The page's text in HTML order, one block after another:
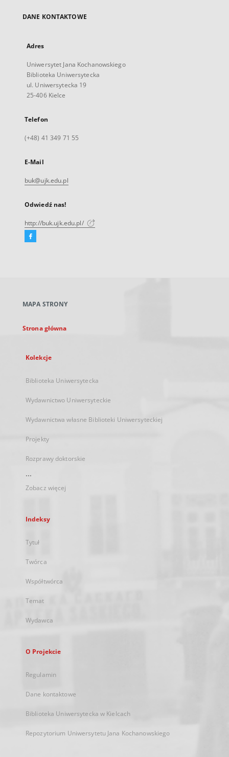
DANE KONTAKTOWE
Adres
Uniwersytet Jana Kochanowskiego
Biblioteka Uniwersytecka
ul. Uniwersytecka 19
25-406 Kielce
Telefon
(+48) 41 349 71 55
E-Mail
buk@ujk.edu.pl
Odwiedź nas!
http://buk.ujk.edu.pl/
Facebook
karcie
MAPA STRONY
Strona główna
Kolekcje
Biblioteka Uniwersytecka
Wydawnictwo Uniwersyteckie
Wydawnictwa własne Biblioteki Uniwersyteckiej
Projekty
Rozprawy doktorskie
...
Zobacz więcej
Indeksy
Tytuł
Twórca
Współtwórca
Temat
Wydawca
O Projekcie
Regulamin
Dane kontaktowe
Biblioteka Uniwersytecka w Kielcach
Repozytorium Uniwersytetu Jana Kochanowskiego